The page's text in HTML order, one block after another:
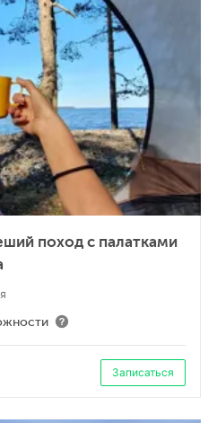
поход с палатками
Записаться